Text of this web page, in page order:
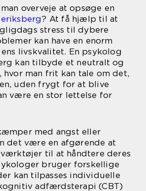
overveje at opsøge en
? At få hjælp til at
stress til dybere
kan have en enorm
livskvalitet. En psykolog
kan tilbyde et neutralt og
man frit kan tale om det,
uden frygt for at blive
være en stor lettelse for
med angst eller
det være en afgørende at
til at håndtere deres
bruger forskellige
kan tilpasses individuelle
adfærdsterapi (CBT)